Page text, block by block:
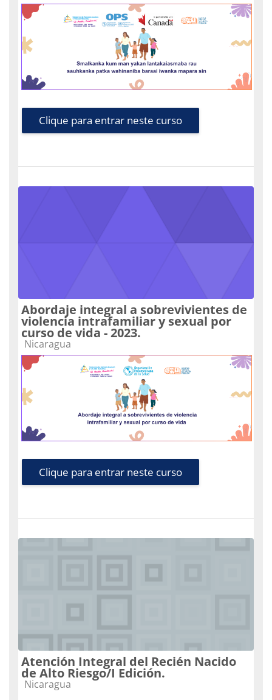
Clique para entrar neste curso
Abordaje integral a sobrevivientes de
violencia intrafamiliar y sexual por
curso de vida - 2023.
Categoria do curso
Nicaragua
Clique para entrar neste curso
Atención Integral del Recién Nacido
de Alto Riesgo/I Edición.
Categoria do curso
Nicaragua